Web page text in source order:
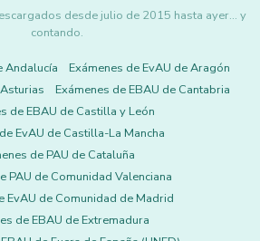
desde julio de 2015 hasta ayer... y
contando.
Andalucía
Exámenes de EvAU de Aragón
Exámenes de EBAU de Cantabria
de EBAU de Castilla y León
EvAU de Castilla-La Mancha
de PAU de Cataluña
PAU de Comunidad Valenciana
EvAU de Comunidad de Madrid
de EBAU de Extremadura